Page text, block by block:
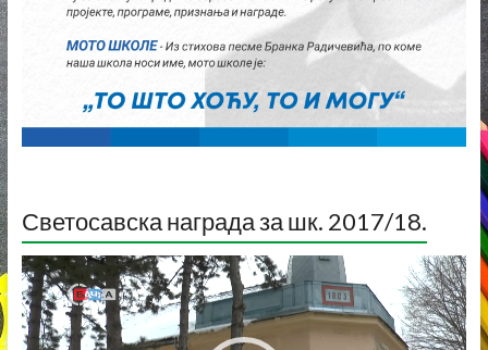
Светосавска награда за шк. 2017/18.
Прегледач
видео
записа